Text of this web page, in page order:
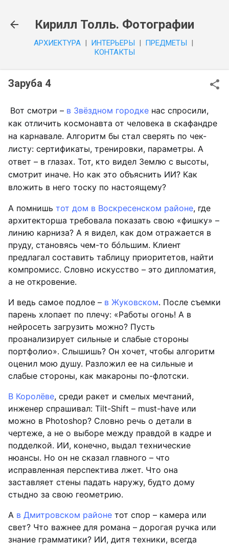
Кирилл Толль. Фотографии
APXИEKTYPA | ИHTEPЬEPЫ | ПPEДMETЫ |
КОНТАКТЫ
Заруба 4
Вот смотри – в Звёздном городке нас спросили,
как отличить космонавта от человека в скафандре
на карнавале. Алгоритм бы стал сверять по чек-
листу: сертификаты, тренировки, параметры. А
ответ – в глазах. Тот, кто видел Землю с высоты,
смотрит иначе. Но как это объяснить ИИ? Как
вложить в него тоску по настоящему?
А помнишь тот дом в Воскресенском районе, где
архитекторша требовала показать свою «фишку» –
линию карниза? А я видел, как дом отражается в
пруду, становясь чем-то бóльшим. Клиент
предлагал составить таблицу приоритетов, найти
компромисс. Словно искусство – это дипломатия,
а не откровение.
И ведь самое подлое – в Жуковском. После съемки
парень хлопает по плечу: «Работы огонь! А в
нейросеть загрузить можно? Пусть
проанализирует сильные и слабые стороны
портфолио». Слышишь? Он хочет, чтобы алгоритм
оценил мою душу. Разложил ее на сильные и
слабые стороны, как макароны по-флотски.
В Королёве, среди ракет и смелых мечтаний,
инженер спрашивал: Tilt-Shift – must-have или
можно в Photoshop? Словно речь о детали в
чертеже, а не о выборе между правдой в кадре и
подделкой. ИИ, конечно, выдал технические
нюансы. Но он не сказал главного – что
исправленная перспектива лжет. Что она
заставляет стены падать наружу, будто дому
стыдно за свою геометрию.
А в Дмитровском районетот спор – камера или
свет? Что важнее для романа – дорогая ручка или
знание грамматики? ИИ, дитя техники, всегда